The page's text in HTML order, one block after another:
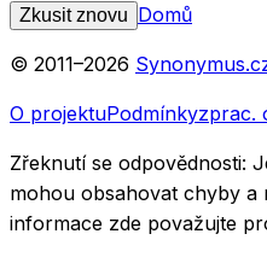
Zkusit znovu Domů
© 2011–2026
O projektuPodmínkyzprac.
Zřeknutí se odpovědnosti:
mohou obsahovat chyby a
informace zde považujte